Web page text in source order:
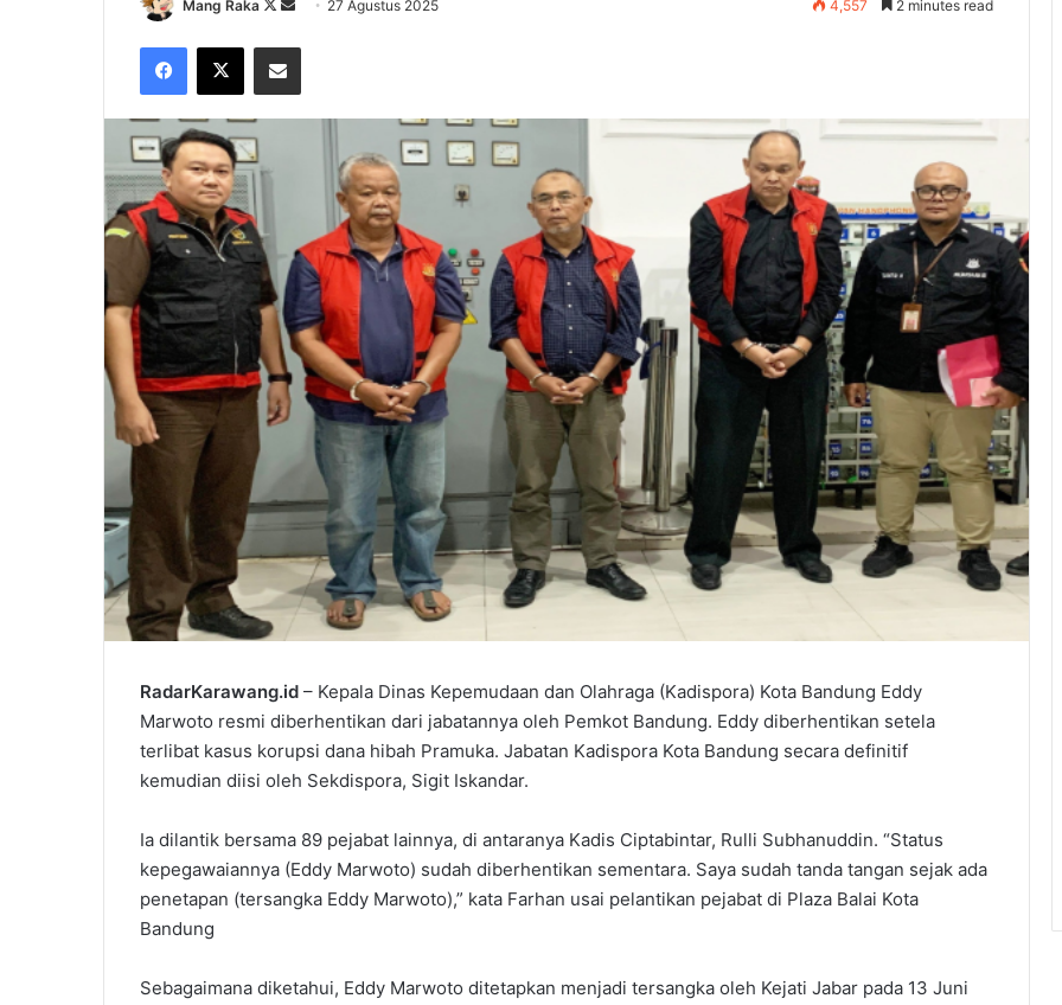
Mang Raka
Follow
X
Send 27 Agustus 2025 4,557 2 minutes read
Facebook
X Share via Email
RadarKarawang.id – Kepala Dinas Kepemudaan dan Olahraga (Kadispora) Kota Bandung Eddy
Marwoto resmi diberhentikan dari jabatannya oleh Pemkot Bandung. Eddy diberhentikan setela
terlibat kasus korupsi dana hibah Pramuka. Jabatan Kadispora Kota Bandung secara definitif
kemudian diisi oleh Sekdispora, Sigit Iskandar.
Ia dilantik bersama 89 pejabat lainnya, di antaranya Kadis Ciptabintar, Rulli Subhanuddin. “Status
kepegawaiannya (Eddy Marwoto) sudah diberhentikan sementara. Saya sudah tanda tangan sejak ada
penetapan (tersangka Eddy Marwoto),” kata Farhan usai pelantikan pejabat di Plaza Balai Kota
Bandung
Sebagaimana diketahui, Eddy Marwoto ditetapkan menjadi tersangka oleh Kejati Jabar pada 13 Juni